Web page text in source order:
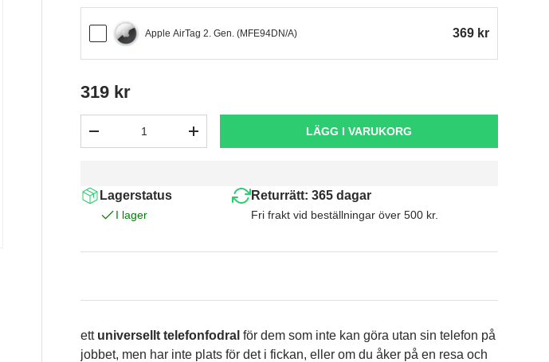
Apple AirTag 2. Gen. (MFE94DN/A) 369 kr
319 kr
+ LÄGG I VARUKORG
Lagerstatus
I lager
Returrätt: 365 dagar
Fri frakt vid beställningar över 500 kr.
ett universellt telefonfodralför dem som inte kan göra utan sin telefon på
jobbet, men har inte plats för det i fickan, eller om du åker på en resa och